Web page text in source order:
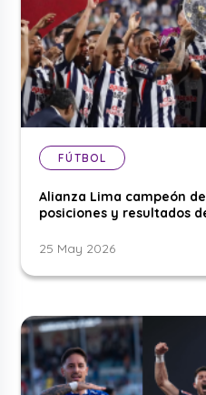
FÚTBOL
Alianza Lima campeón
posiciones y resultados
25 May 2026